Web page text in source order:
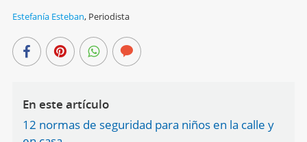
Estefanía Esteban, Periodista
En este artículo
12 normas de seguridad para niños en la calle y